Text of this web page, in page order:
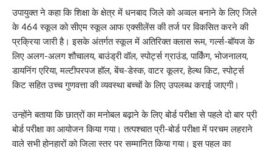
उपायुक्त ने कहा कि शिक्षा के क्षेत्र में धनबाद जिले को अव्वल बनाने के लिए जिले
के 464 स्कूल को सीएम स्कूल आफ एक्सीलेंस की तर्ज पर विकसित करने की
प्रक्रिया जारी है। इसके अंतर्गत स्कूल में अतिरिक्त क्लास रूम, गर्ल्स-बॉयज के
लिए अलग-अलग शौचालय, बाउंड्री वॉल, स्पोर्ट्स ग्राउंड, पार्किंग, भोजनालय,
डायनिंग एरिया, मल्टीपरपज हॉल, बेंच-डेस्क, वाटर कूलर, हेल्थ किट, स्पोर्ट्स
किट सहित उच्च गुणवत्ता की व्यवस्था बच्चों के लिए उपलब्ध कराई जाएगी।
उन्होंने बताया कि छात्रों का मनोबल बढ़ाने के लिए बोर्ड परीक्षा से पहले दो बार प्री
बोर्ड परीक्षा का आयोजन किया गया। तत्पश्चात प्री-बोर्ड परीक्षा में परचम लहराने
वाले सभी होनहारों को जिला स्तर पर सम्मानित किया गया। इस पहल का